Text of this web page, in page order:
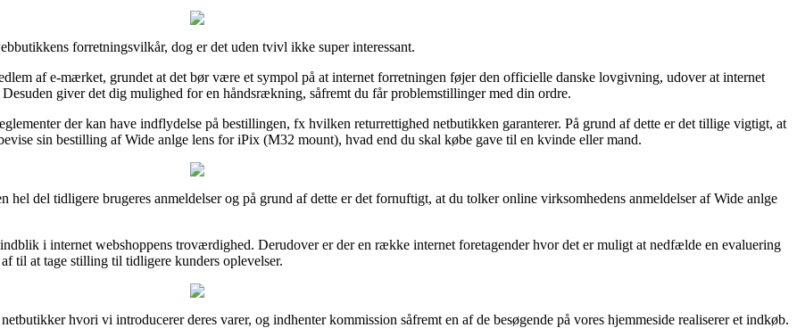
forretningsvilkår, dog er det uden tvivl ikke super interessant.
af e-mærket, grundet at det bør være et sympol på at internet forretningen føjer den officielle danske lovgivning, udover at internet
giver det dig mulighed for en håndsrækning, såfremt du får problemstillinger med din ordre.
der kan have indflydelse på bestillingen, fx hvilken returrettighed netbutikken garanterer. På grund af dette er det tillige vigtigt, at
sin bestilling af Wide anlge lens for iPix (M32 mount), hvad end du skal købe gave til en kvinde eller mand.
del tidligere brugeres anmeldelser og på grund af dette er det fornuftigt, at du tolker online virksomhedens anmeldelser af Wide anlge
i internet webshoppens troværdighed. Derudover er der en række internet foretagender hvor det er muligt at nedfælde en evaluering
til at tage stilling til tidligere kunders oplevelser.
hvori vi introducerer deres varer, og indhenter kommission såfremt en af de besøgende på vores hjemmeside realiserer et indkøb.